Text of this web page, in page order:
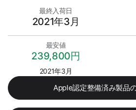
最終入荷日
2021年3月
最安値
239,800円
2021年3月
Apple認定整備済み製品